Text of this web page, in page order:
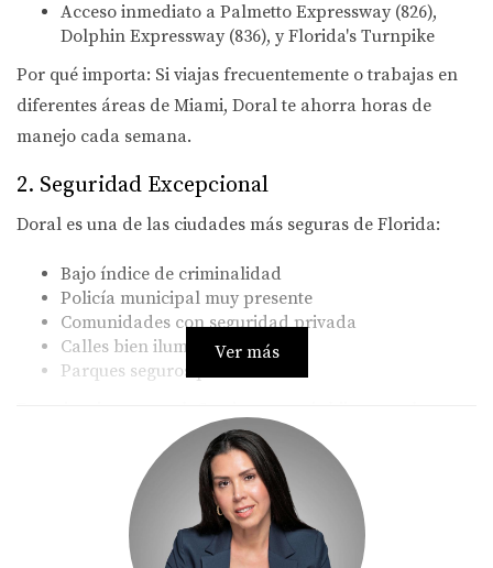
Acceso inmediato a Palmetto Expressway (826),
Dolphin Expressway (836), y Florida's Turnpike
Por qué importa: Si viajas frecuentemente o trabajas en
diferentes áreas de Miami, Doral te ahorra horas de
manejo cada semana.
2. Seguridad Excepcional
Doral es una de las ciudades más seguras de Florida:
Bajo índice de criminalidad
Policía municipal muy presente
Comunidades con seguridad privada
Calles bien iluminadas
Parques seguros para niños
vecindario sin preocupación. Esa tranquilidad no tiene
Escuelas de Excelencia
Ya hablé de esto en otro artículo, pero vale la pena
Ver más